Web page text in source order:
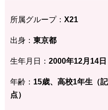
所属グループ： X21
出身： 東京都
生年月日： 2000年12月14日
年齢： 15歳、高校1年生（
点）